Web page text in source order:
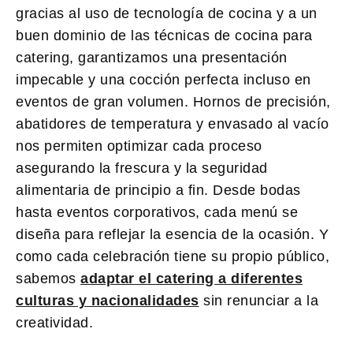
gracias al uso de tecnología de cocina y a un
buen dominio de las técnicas de cocina para
catering, garantizamos una presentación
impecable y una cocción perfecta incluso en
eventos de gran volumen. Hornos de precisión,
abatidores de temperatura y envasado al vacío
nos permiten optimizar cada proceso
asegurando la frescura y la seguridad
alimentaria de principio a fin. Desde bodas
hasta eventos corporativos, cada menú se
diseña para reflejar la esencia de la ocasión. Y
como cada celebración tiene su propio público,
sabemos adaptar el catering a diferentes
culturas y nacionalidades sin renunciar a la
creatividad.